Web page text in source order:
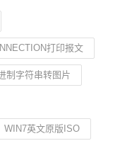
打印报文
制字符串转图片
WIN7英文原版ISO